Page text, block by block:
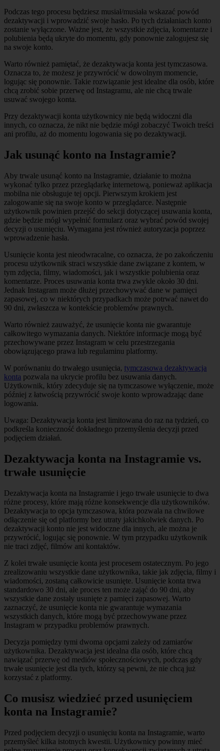
Podczas tego procesu będziesz musiał/musiała wskazać powód
dezaktywacji i wprowadzić swoje hasło. Po tych działaniach konto
zostanie wyłączone. Ważne jest, że wszystkie zdjęcia, komentarze i
polubienia będą ukryte do momentu, gdy ponownie zalogujesz się
na swoje konto.
Warto również pamiętać, że dezaktywacja konta jest tymczasowa.
Oznacza to, że możesz je przywrócić w dowolnym momencie,
logując się ponownie. Takie rozwiązanie jest idealne dla osób, które
chcą zrobić sobie przerwę od Instagramu, ale nie chcą trwale
usuwać swojego konta.
Przy dezaktywacji konta użytkownicy nie będą widoczni dla
innych, co oznacza, że nikt nie będzie mógł zobaczyć Twoich treści
ani profilu, aż do momentu logowania się po dezaktywacji.
Jak usunąć konto na Instagramie?
Aby trwale usunąć konto na Instagramie, działanie to można
wykonać tylko przez przeglądarkę internetową, ponieważ aplikacja
mobilna nie obsługuje tej opcji. Pierwszym krokiem jest
zalogowanie się na swoje konto w przeglądarce. Następnie
użytkownik powinien przejść do sekcji dotyczącej usuwania konta,
gdzie będzie mógł wypełnić formularz oraz wybrać powód swojej
decyzji o usunięciu. Wymagana jest również autoryzacja poprzez
wprowadzenie hasła.
Usunięcie konta jest nieodwracalne, co oznacza, że po zakończeniu
procesu użytkownik straci wszystkie dane związane z kontem, w
tym zdjęcia, filmy, wiadomości, jak i wszystkie polubienia oraz
komentarze. Proces usuwania konta trwa zwykle około 30 dni.
Jednak Instagram może dłużej przechowywać dane w pamięci
zapasowej, co w niektórych przypadkach może potrwać nawet do
90 dni, zwłaszcza w kontekście problemów prawnych.
Warto również zauważyć, że usunięcie konta nie gwarantuje
całkowitego wymazania danych. Niektóre informacje mogą być
przechowywane przez Instagram w celu przestrzegania
obowiązującego prawa lub regulaminu platformy.
W porównaniu do trwałego usunięcia, tymczasowa dezaktywacja
konta pozwala na ukrycie profilu bez usuwania danych.
Użytkownik, który zdecyduje się na tymczasowe wyłączenie, może
później z łatwością przywrócić swoje konto wprowadzając dane
logowania.
Uwaga: Dezaktywacja konta jest limitowana do raz na tydzień, co
podkreśla konieczność dokładnego przemyślenia decyzji przed
podjęciem działań.
Dezaktywacja konta na Instagramie vs.
trwałe usunięcie
Dezaktywacja konta na Instagramie i jego trwałe usunięcie to dwa
różne procesy, które mają różne konsekwencje dla użytkowników.
Dezaktywacja to opcja tymczasowa, która pozwala na chwilowe
odłączenie się od platformy bez utraty jakichkolwiek danych. Po
dezaktywacji konto nie jest widoczne dla innych, ale można je
przywrócić, logując się ponownie. W tym przypadku użytkownik
nie traci zdjęć, filmów ani kontaktów.
Z kolei trwałe usunięcie konta jest procesem ostatecznym. Po jego
zrealizowaniu wszystkie dane użytkownika, takie jak zdjęcia, filmy i
wiadomości, zostaną całkowicie usunięte. Usunięcie konta trwa
standardowo 30 dni, ale proces ten może zająć do 90 dni, aby
wszystkie dane zostały usunięte z pamięci zapasowej. Warto
zaznaczyć, że usunięcie konta nie gwarantuje wymazania
wszystkich danych, które mogą być przechowywane przez
Instagram w przypadku problemów prawnych.
Decyzja pomiędzy tymi dwoma opcjami zależy od zamiarów
użytkownika. Dezaktywacja jest idealna dla osób, które chcą
nawiązać przerwę od mediów społecznościowych, podczas gdy
trwałe usunięcie jest dla tych, którzy są pewni, że nie chcą już
korzystać z platformy.
Co musisz wiedzieć przed usunięciem
konta na Instagramie?
Przed podjęciem decyzji o usunięciu konta na Instagramie, warto
przemyśleć kilka istotnych kwestii. Użytkownicy powinny mieć